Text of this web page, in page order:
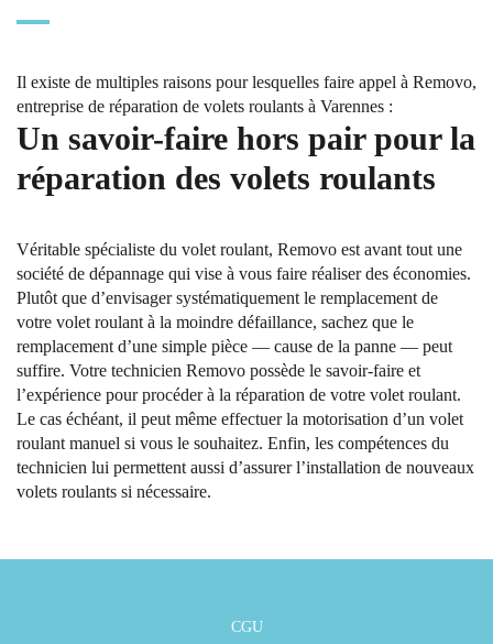
Il existe de multiples raisons pour lesquelles faire appel à Removo,
entreprise de réparation de volets roulants à Varennes :
Un savoir-faire hors pair pour la
réparation des volets roulants
Véritable spécialiste du volet roulant, Removo est avant tout une
société de dépannage qui vise à vous faire réaliser des économies.
Plutôt que d’envisager systématiquement le remplacement de
votre volet roulant à la moindre défaillance, sachez que le
remplacement d’une simple pièce — cause de la panne — peut
suffire. Votre technicien Removo possède le savoir-faire et
l’expérience pour procéder à la réparation de votre volet roulant.
Le cas échéant, il peut même effectuer la motorisation d’un volet
roulant manuel si vous le souhaitez. Enfin, les compétences du
technicien lui permettent aussi d’assurer l’installation de nouveaux
volets roulants si nécessaire.
CGU